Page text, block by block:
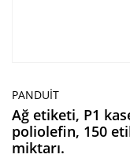
PANDUIT
Ağ etiketi, P1
poliolefin, 150
miktarı.